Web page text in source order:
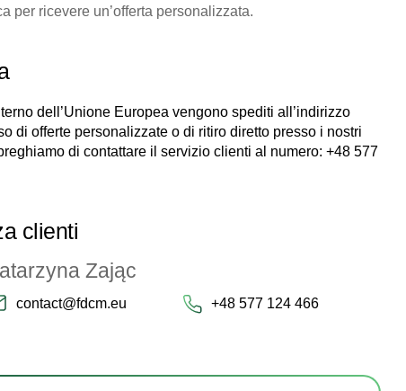
per ricevere un’offerta personalizzata.
dell’Unione Europea vengono spediti all’indirizzo
di offerte personalizzate o di ritiro diretto presso i nostri
di contattare il servizio clienti al numero: +48 577
clienti
Zając
contact@fdcm.eu +48 577 124 466